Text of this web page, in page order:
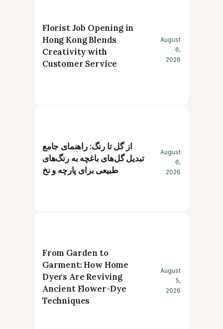
Florist Job Opening in
Hong Kong Blends
Creativity with
Customer Service
August
6,
2026
از گل تا رنگ: راهنمای جامع
تبدیل گل‌های باغچه به رنگ‌های
طبیعی برای پارچه و نخ
August
6,
2026
From Garden to
Garment: How Home
Dyers Are Reviving
Ancient Flower-Dye
Techniques
August
5,
2026